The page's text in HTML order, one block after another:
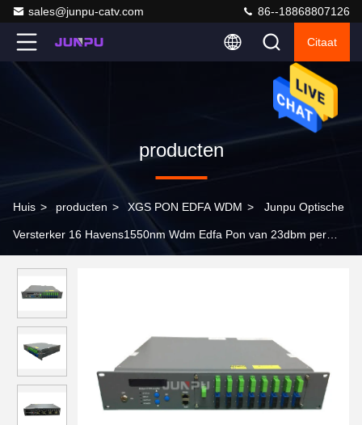
sales@junpu-catv.com 86--18868807126
Citaat
producten
Huis > producten > XGS PON EDFA WDM > Junpu Optische
Versterker 16 Havens1550nm Wdm Edfa Pon van 23dbm per